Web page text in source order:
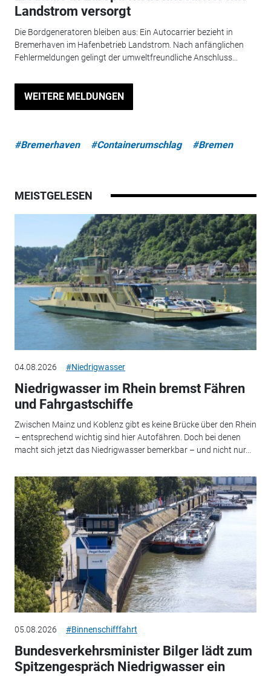
Landstrom versorgt
Die Bordgeneratoren bleiben aus: Ein Autocarrier bezieht in
Bremerhaven im Hafenbetrieb Landstrom. Nach anfänglichen
Fehlermeldungen gelingt der umweltfreundliche Anschluss...
WEITERE MELDUNGEN
#Bremerhaven #Containerumschlag #Bremen
MEISTGELESEN
04.08.2026 #Niedrigwasser
Niedrigwasser im Rhein bremst Fähren
und Fahrgastschiffe
Zwischen Mainz und Koblenz gibt es keine Brücke über den Rhein
– entsprechend wichtig sind hier Autofähren. Doch bei denen
macht sich jetzt das Niedrigwasser bemerkbar – und nicht nur...
05.08.2026 #Binnenschifffahrt
Bundesverkehrsminister Bilger lädt zum
Spitzengespräch Niedrigwasser ein